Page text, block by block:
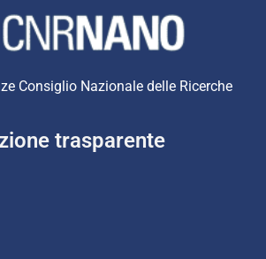
Consiglio Nazionale delle Ricerche
trasparente